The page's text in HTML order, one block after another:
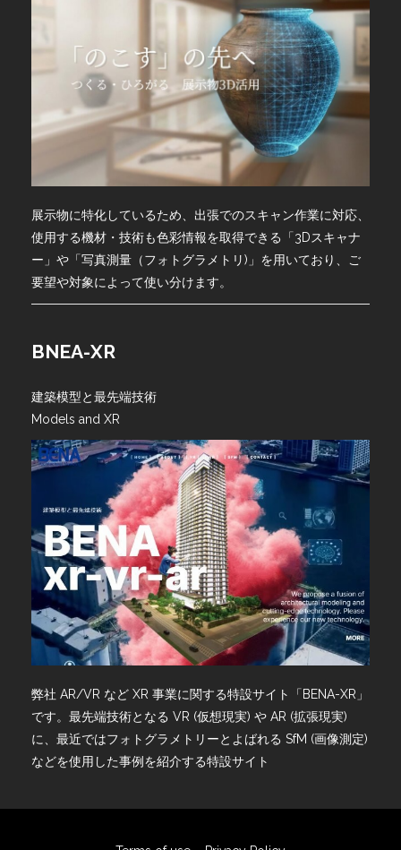
展示物に特化しているため、出張でのスキャン作業に対応、
使用する機材・技術も色彩情報を取得できる「3Dスキャナ
ー」や「写真測量（フォトグラメトリ)」を用いており、ご
要望や対象によって使い分けます。
BNEA-XR
建築模型と最先端技術
Models and XR
弊社 AR/VR など XR 事業に関する特設サイト「BENA-XR」
です。最先端技術となる VR (仮想現実) や AR (拡張現実)
に、最近ではフォトグラメトリーとよばれる SfM (画像測定)
などを使用した事例を紹介する特設サイト